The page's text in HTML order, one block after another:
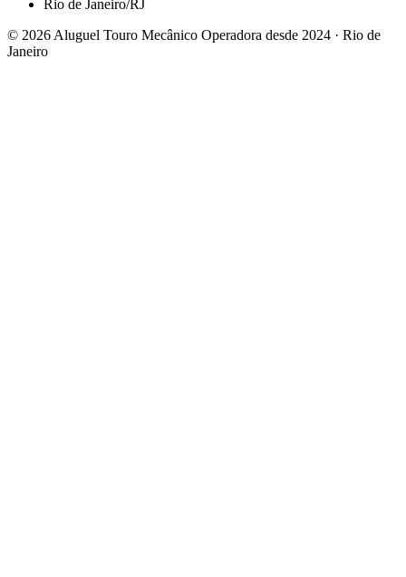
Rio de Janeiro/RJ
© 2026 Aluguel Touro Mecânico Operadora desde 2024 · Rio de
Janeiro